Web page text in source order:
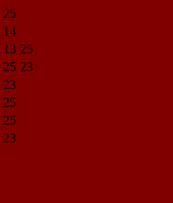
25
14
13 25
25 23
23
25
25
23